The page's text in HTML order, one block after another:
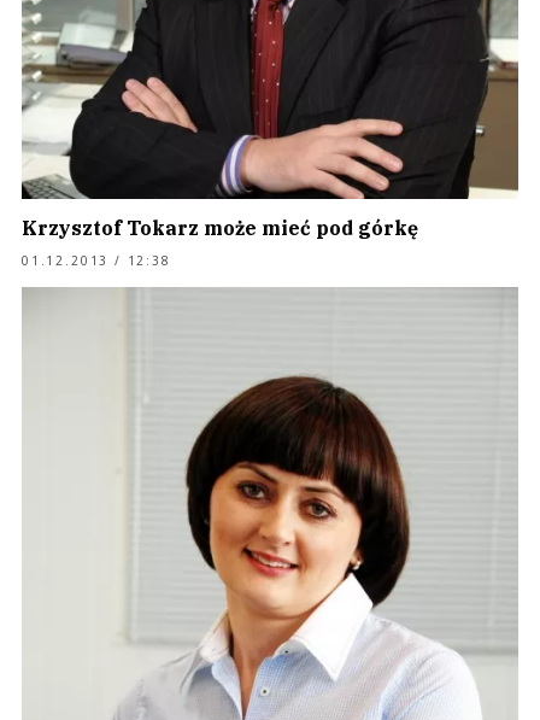
Krzysztof Tokarz może mieć pod górkę
01.12.2013 / 12:38